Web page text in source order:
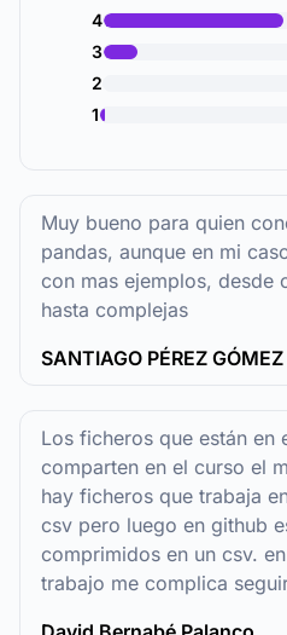
4
3
2
1
Muy bueno para quien
pandas, aunque en mi
con mas ejemplos, desde
hasta complejas
SANTIAGO PÉREZ GÓMEZ
Los ficheros que están en
comparten en el curso el
hay ficheros que trabaja
csv pero luego en github
comprimidos en un csv.
trabajo me complica